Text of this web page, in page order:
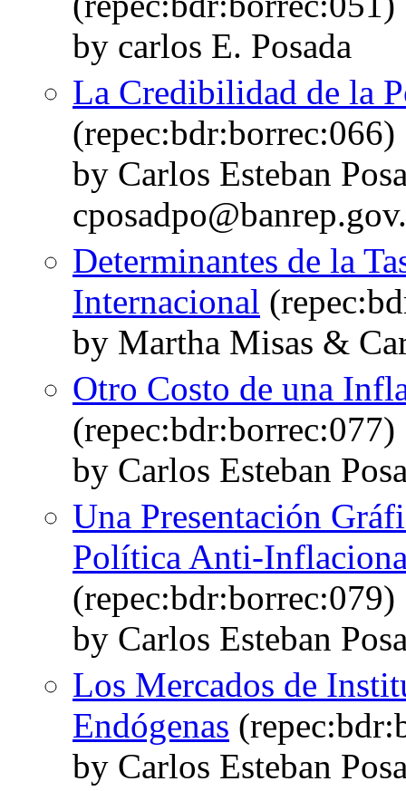
by carlos E. Posada
La Credibilidad de la
(repec:bdr:borrec:066)
by Carlos Esteban
Determinantes de la
Internacional
by Martha Misas &
Otro Costo de una
(repec:bdr:borrec:077)
by Carlos Esteban
Una Presentación
Política Anti-
(repec:bdr:borrec:079)
by Carlos Esteban
Los Mercados de
Endógenas
by Carlos Esteban